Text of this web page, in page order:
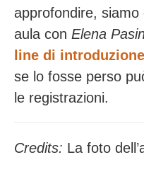
approfondire,
aula con Elena
line di
se lo fosse perso
le registrazioni.
Credits: La foto